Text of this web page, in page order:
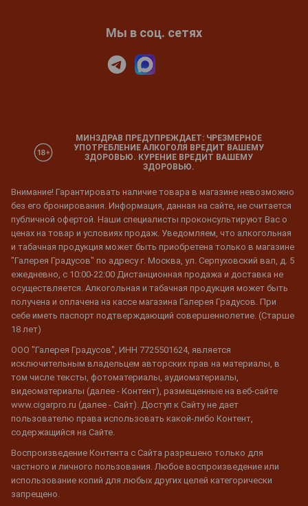
Мы в соц. сетях
МИНЗДРАВ ПРЕДУПРЕЖДАЕТ: ЧРЕЗМЕРНОЕ
УПОТРЕБЛЕНИЕ АЛКОГОЛЯ ВРЕДИТ ВАШЕМУ
ЗДОРОВЬЮ. КУРЕНИЕ ВРЕДИТ ВАШЕМУ
ЗДОРОВЬЮ.
Внимание! Гарантировать наличие товара в магазине невозможно
без его бронирования. Информация, данная на сайте, не считается
публичной офертой. Наши специалисты проконсультируют Вас о
ценах на товар и условиях продаж. Уведомляем, что алкогольная
и табачная продукция может быть приобретена только в магазине
"Галерея Градусов" по адресу г. Москва, ул. Серпуховский вал, д. 5
ежедневно, с 10:00-22:00 Дистанционная продажа и доставка не
осуществляется. Алкогольная и табачная продукция может быть
получена и оплачена на кассе магазина Галерея Градусов. При
себе иметь паспорт подтверждающий совершеннолетие. (Старше
18 лет)
ООО "Галерея Градусов", ИНН 7725501624, является
исключительным владельцем авторских прав на материалы, в
том числе тексты, фотоматериалы, аудиоматериалы,
видеоматериалы (далее - Контент), размещенные на веб-сайте
www.cigarpro.ru (далее - Сайт). Доступ к Сайту не дает
пользователю права использовать какой-либо Контент,
содержащийся на Сайте.
Воспроизведение Контента с Сайта разрешено только для
частного и личного пользования. Любое воспроизведение или
использование копий для любых других целей категорически
запрещено.